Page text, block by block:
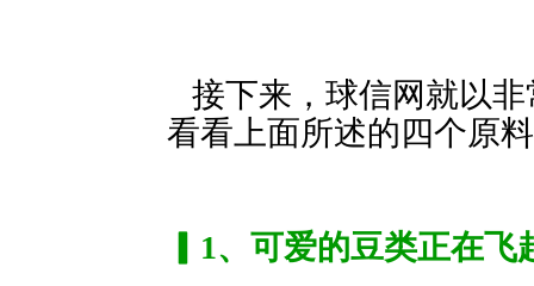
接下来，球信网就以
看看上面所述的四个原
▎1、可爱的豆类正在飞